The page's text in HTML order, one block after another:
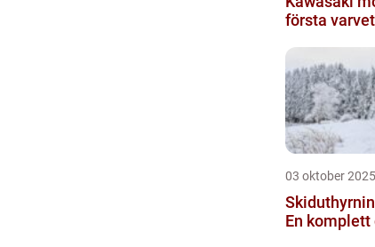
första
03 oktober 2025
En komplett